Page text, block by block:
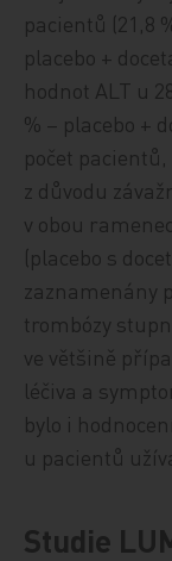
pacientů (21,8
placebo +
hodnot ALT u
% – placebo +
počet
z důvodu
v obou
(placebo s
zaznamenány
trombózy
ve většině
léčiva a
bylo i
u pacientů
Studie